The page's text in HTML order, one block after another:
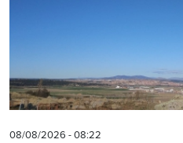
08/08/2026 - 08:22